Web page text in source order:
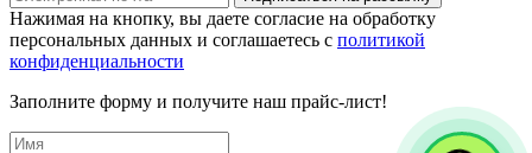
Нажимая на кнопку, вы даете согласие на обработку
персональных данных и соглашаетесь c политикой
конфиденциальности
Заполните форму и получите наш прайс-лист!